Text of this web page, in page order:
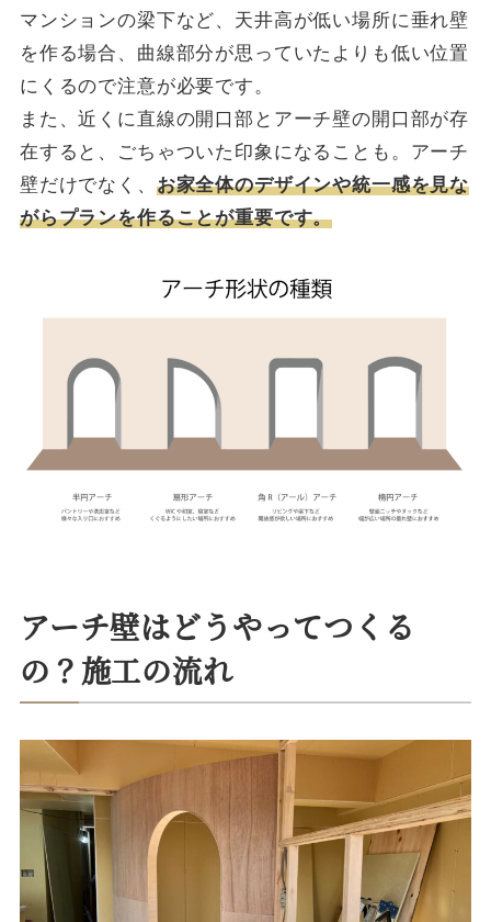
マンションの梁下など、天井高が低い場所に垂れ壁
を作る場合、曲線部分が思っていたよりも低い位置
にくるので注意が必要です。
また、近くに直線の開口部とアーチ壁の開口部が存
在すると、ごちゃついた印象になることも。アーチ
壁だけでなく、 お家全体のデザインや統一感を見な
がらプランを作ることが重要です。
アーチ壁はどうやってつくる
の？施工の流れ